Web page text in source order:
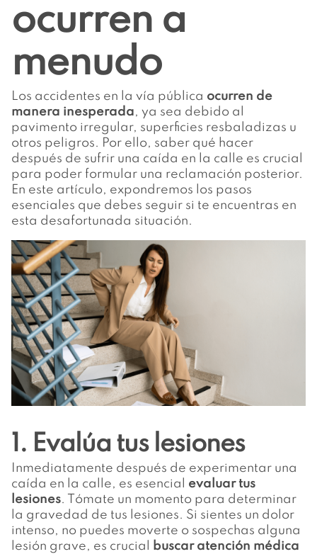
ocurren a
menudo
Los accidentes en la vía pública ocurren de
manera inesperada, ya sea debido al
pavimento irregular, superficies resbaladizas u
otros peligros. Por ello, saber qué hacer
después de sufrir una caída en la calle es crucial
para poder formular una reclamación posterior.
En este artículo, expondremos los pasos
esenciales que debes seguir si te encuentras en
esta desafortunada situación.
1. Evalúa tus lesiones
Inmediatamente después de experimentar una
caída en la calle, es esencial evaluar tus
lesiones. Tómate un momento para determinar
la gravedad de tus lesiones. Si sientes un dolor
intenso, no puedes moverte o sospechas alguna
lesión grave, es crucial
buscar atención médica